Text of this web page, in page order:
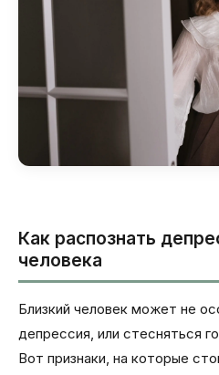
Как распознать
человека
Близкий человек может не
депрессия, или стесняться
Вот признаки, на которые